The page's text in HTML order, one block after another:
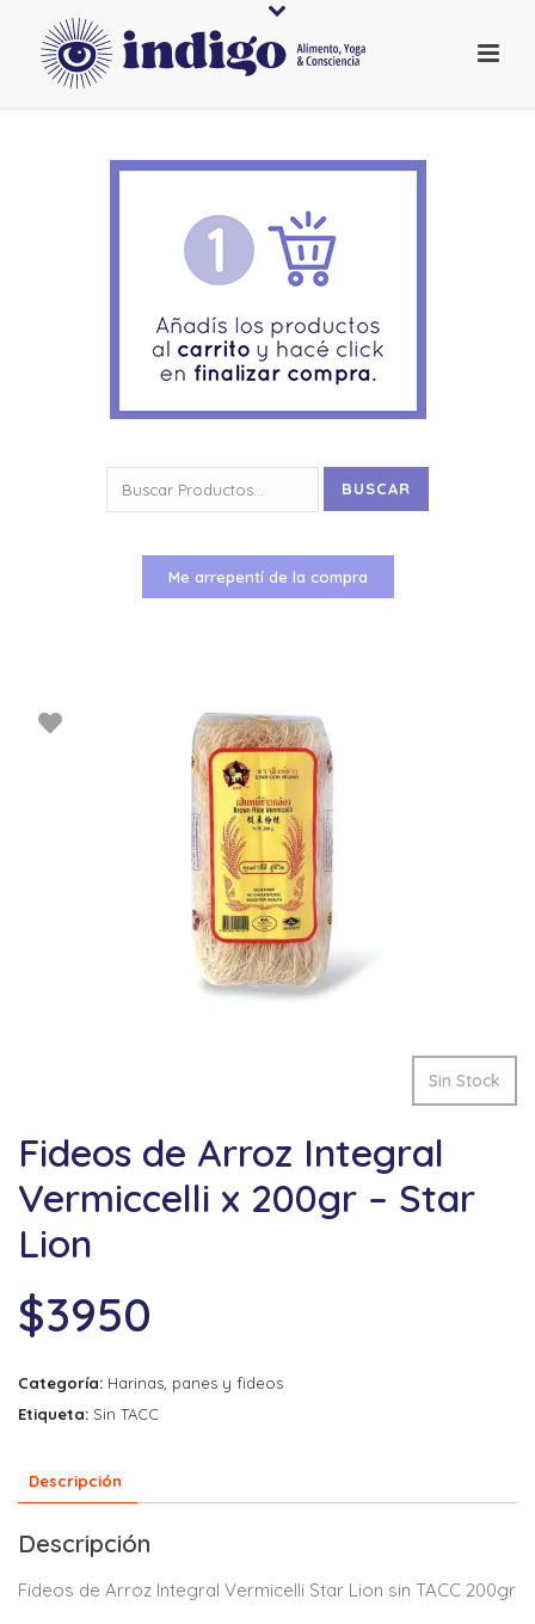
Sin Stock
Fideos de Arroz Integral
Vermiccelli x 200gr – Star
Lion
$3950
Categoría: Harinas, panes y fideos
Etiqueta: Sin TACC
Descripción
Descripción
Fideos de Arroz Integral Vermicelli Star Lion sin TACC 200gr
por:
BUSCAR
Me arrepentí de la compra